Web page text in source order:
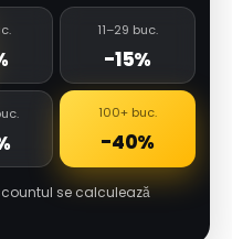
11–29 buc.
-15%
100+ buc.
-40%
se calculează